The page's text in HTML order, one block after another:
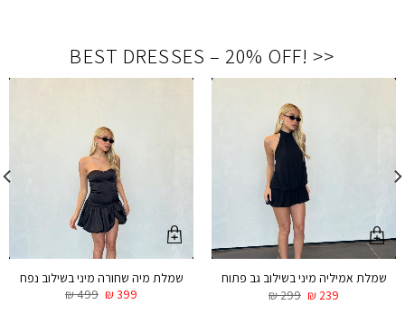
<<
!
BEST DRESSES – 20% OFF
שמלת אמיליה מיני בשילוב גב פתוח
₪299 ₪ 239
שמלת מיה שחורה מיני בשילוב נפח
₪499 ₪399